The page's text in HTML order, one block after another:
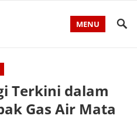
MENU
Terkini dalam
Gas Air Mata